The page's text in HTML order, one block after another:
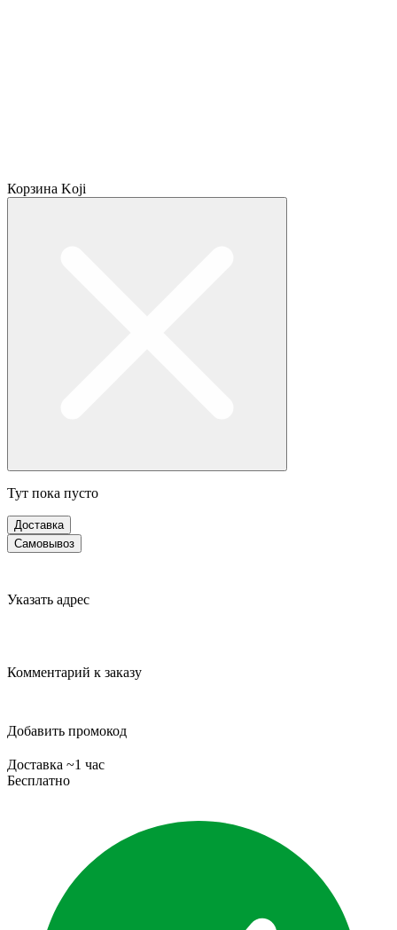
Корзина Koji
Тут пока пусто
Доставка
Самовывоз
Указать адрес
Комментарий к заказу
Добавить промокод
Доставка ~1 час
Бесплатно